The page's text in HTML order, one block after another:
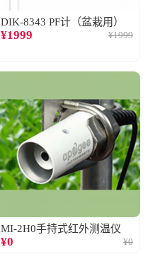
DIK-8343 PF计（盆栽用）
¥1999 ¥1999
MI-2H0手持式红外测温仪
¥0 ¥0